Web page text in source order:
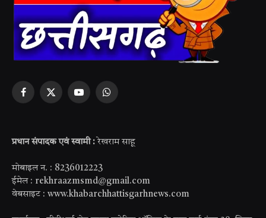
Facebook
X
YouTubeWhatsApp
प्रधान संपादक एवं स्वामी : रेखराम साहू
मोबाइल न. : 8236012223
ईमेल : rekhraazmsmd@gmail.com
वेबसाइट : www.khabarchhattisgarhnews.com